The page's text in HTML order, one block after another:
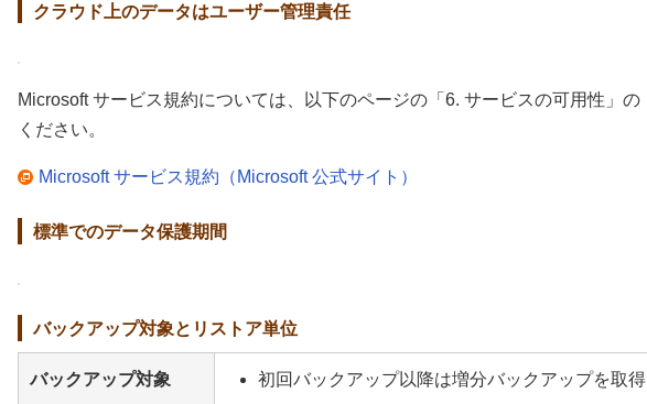
クラウド上のデータはユーザー管理責任
Microsoft サービス規約については、以下のページの「6. サービスの可用性」
ください。
Microsoft サービス規約（Microsoft 公式サイト）
標準でのデータ保護期間
バックアップ対象とリストア単位
バックアップ対象
初回バックアップ以降は増分バックアップを取得